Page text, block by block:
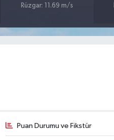
Rüzgar: 11.69 m/s
Puan Durumu ve Fikstür